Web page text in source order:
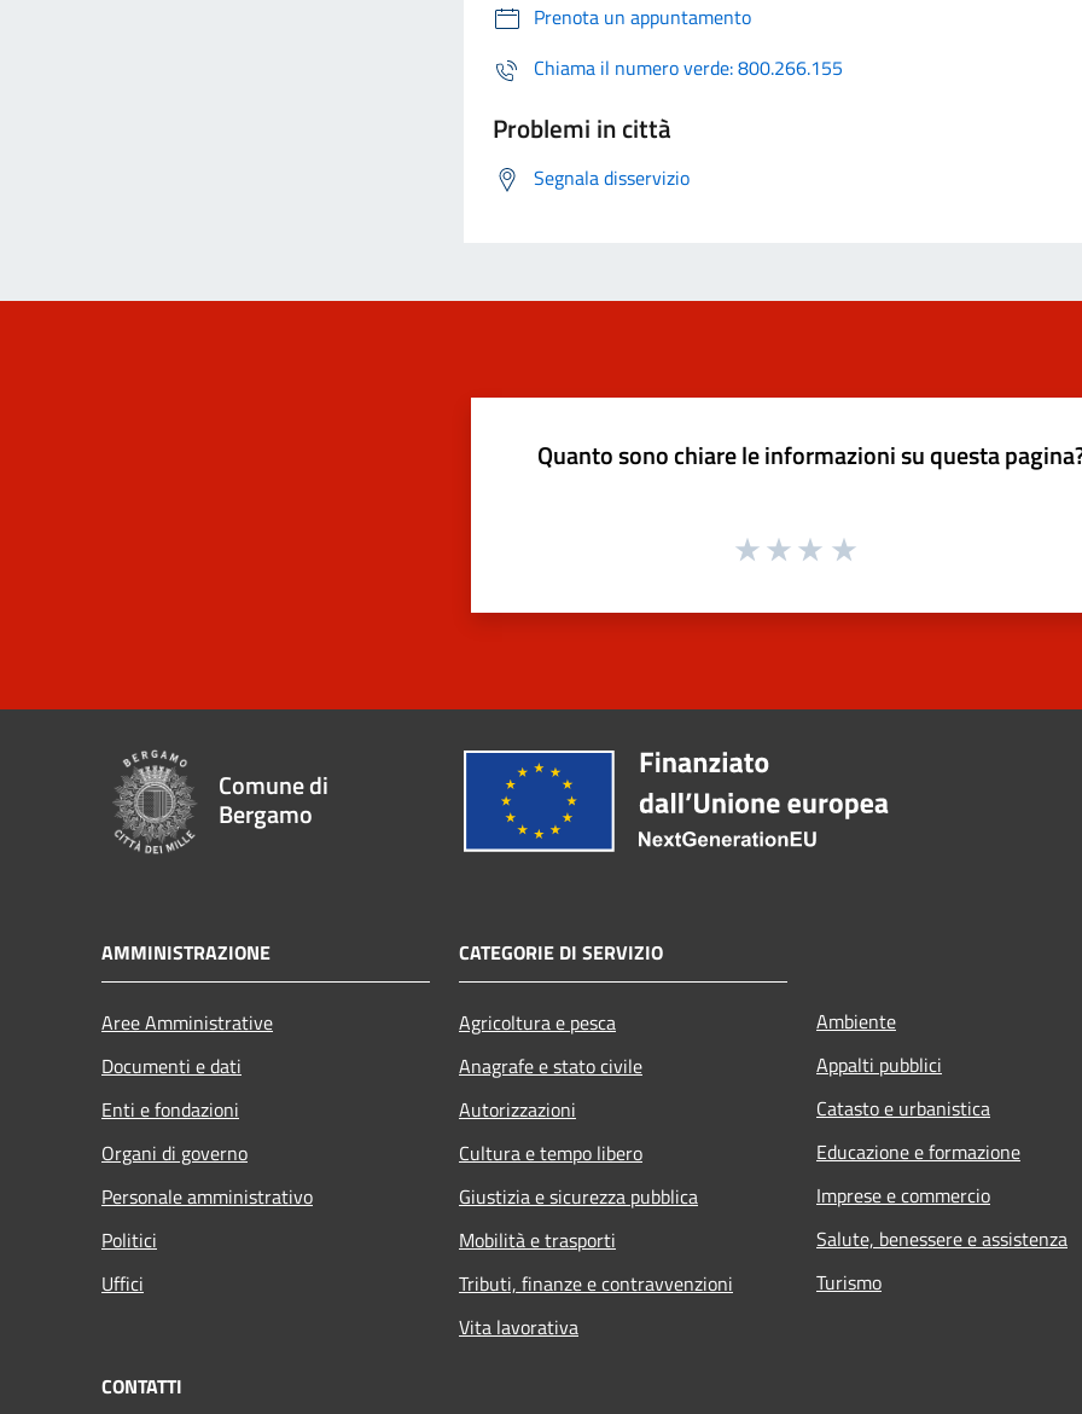
Prenota un appuntamento
Chiama il numero verde: 800.266.155
Problemi in città
Segnala disservizio
Quanto sono chiare le informazioni su questa
Comune di
Bergamo
AMMINISTRAZIONE
Aree Amministrative
Documenti e dati
Enti e fondazioni
Organi di governo
Personale amministrativo
Politici
Uffici
CATEGORIE DI SERVIZIO
Agricoltura e pesca
Anagrafe e stato civile
Autorizzazioni
Cultura e tempo libero
Giustizia e sicurezza pubblica
Mobilità e trasporti
Tributi, finanze e contravvenzioni
Vita lavorativa
Ambiente
Appalti pubblici
Catasto e urbanistica
Educazione e formazione
Imprese e commercio
Salute, benessere e assistenza
Turismo
CONTATTI